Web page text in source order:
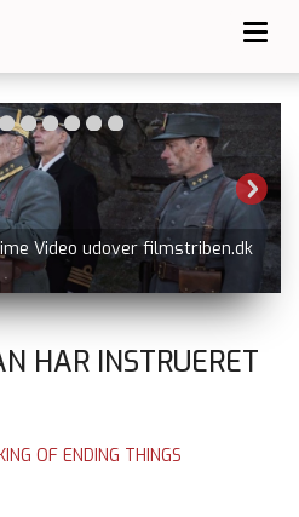
Video udover filmstriben.dk
HAR INSTRUERET
OF ENDING THINGS